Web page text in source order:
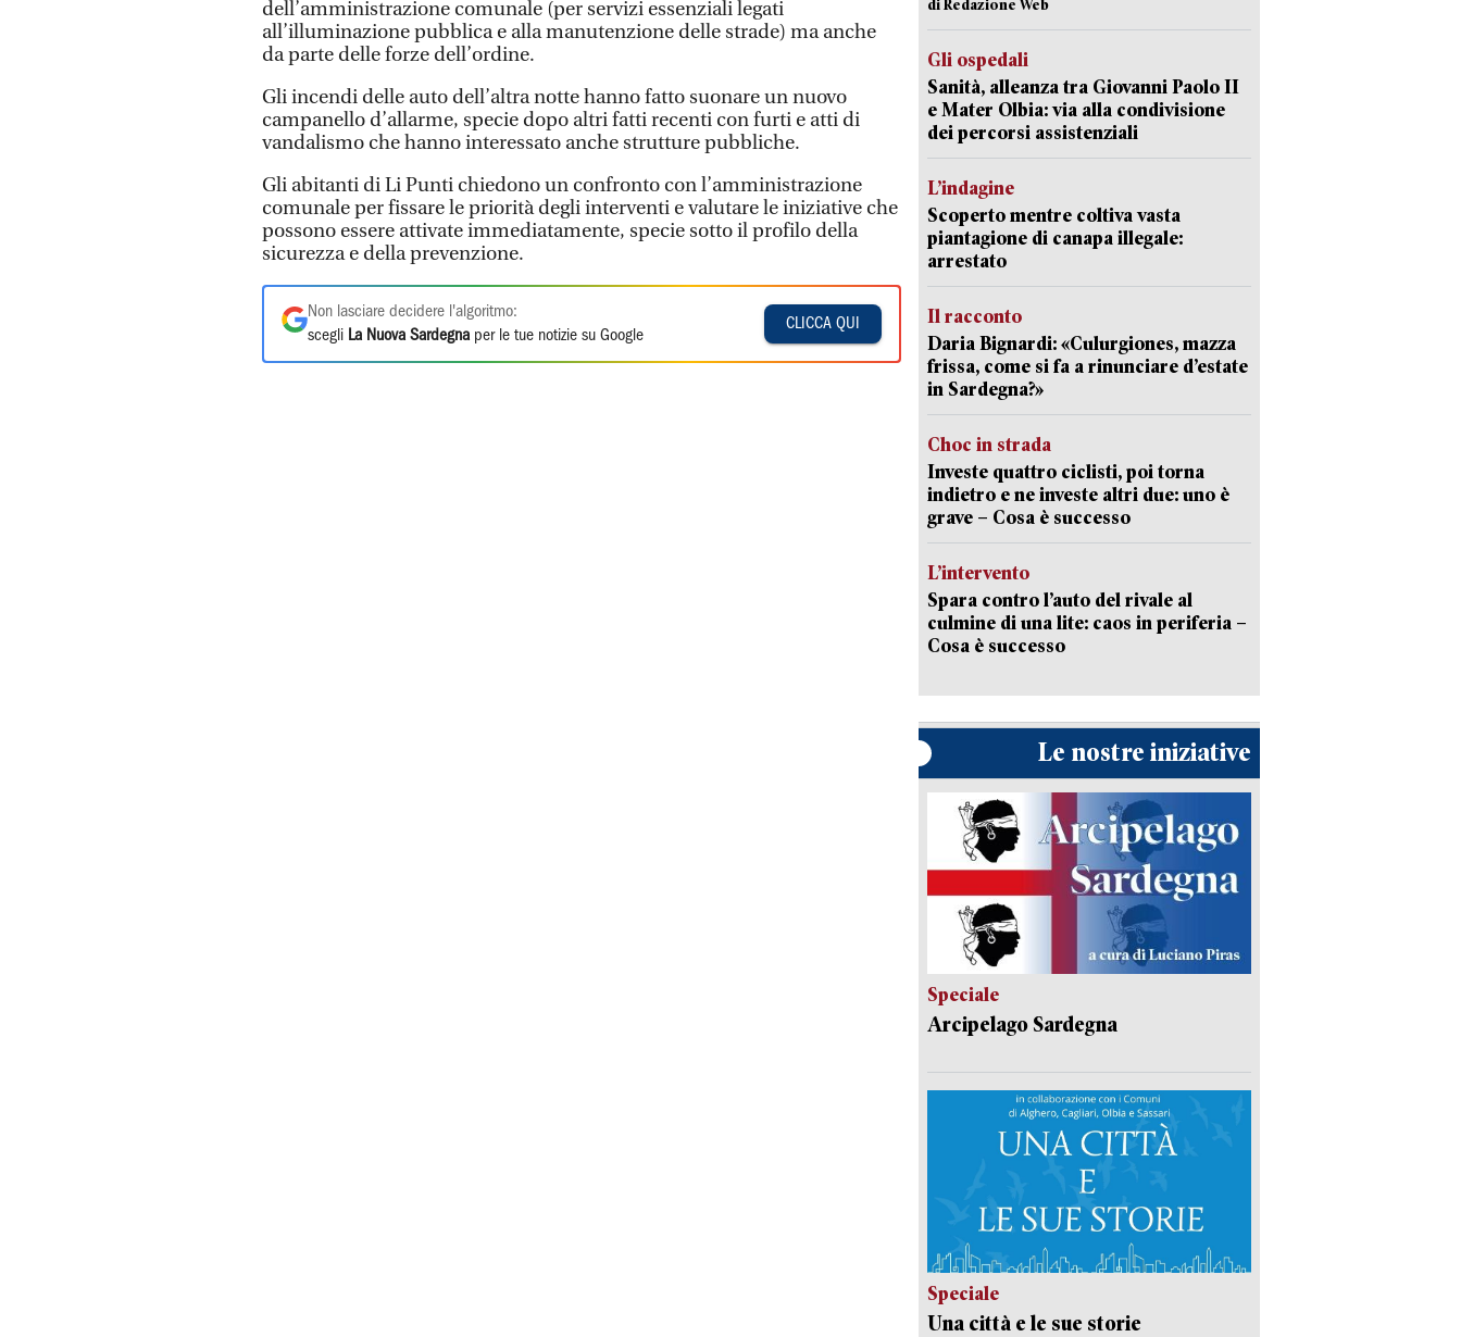
dell’amministrazione comunale (per servizi essenziali legati
all’illuminazione pubblica e alla manutenzione delle strade) ma anche
da parte delle forze dell’ordine.
Gli incendi delle auto dell’altra notte hanno fatto suonare un nuovo
campanello d’allarme, specie dopo altri fatti recenti con furti e atti di
vandalismo che hanno interessato anche strutture pubbliche.
Gli abitanti di Li Punti chiedono un confronto con l’amministrazione
comunale per fissare le priorità degli interventi e valutare le iniziative che
possono essere attivate immediatamente, specie sotto il profilo della
sicurezza e della prevenzione.
Non lasciare decidere l'algoritmo:
scegli La Nuova Sardegna per le tue notizie su Google
CLICCA QUI
di Redazione Web
Gli ospedali
Sanità, alleanza tra Giovanni Paolo II
e Mater Olbia: via alla condivisione
dei percorsi assistenziali
L’indagine
Scoperto mentre coltiva vasta
piantagione di canapa illegale:
arrestato
Il racconto
Daria Bignardi: «Culurgiones, mazza
frissa, come si fa a rinunciare d’estate
in Sardegna?»
Choc in strada
Investe quattro ciclisti, poi torna
indietro e ne investe altri due: uno è
grave – Cosa è successo
L’intervento
Spara contro l’auto del rivale al
culmine di una lite: caos in periferia –
Cosa è successo
Le nostre iniziative
Speciale
Arcipelago Sardegna
Speciale
Una città e le sue storie